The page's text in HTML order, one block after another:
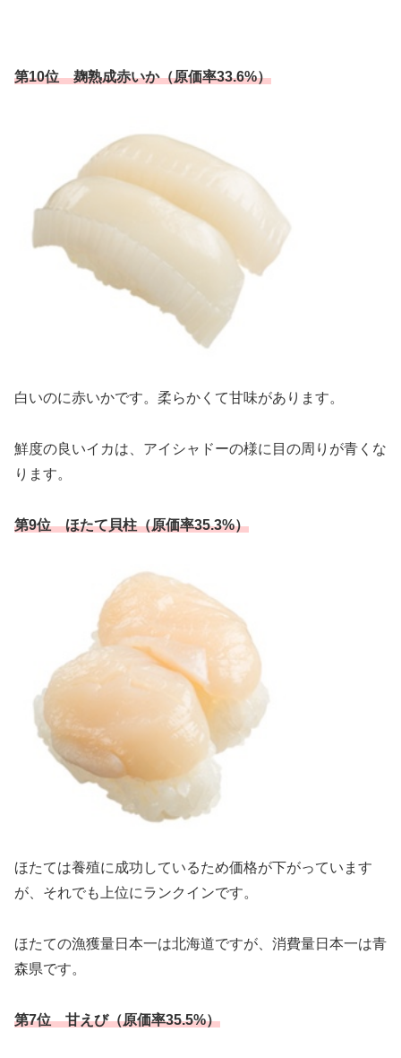
第10位 麹熟成赤いか（原価率33.6%）
白いのに赤いかです。柔らかくて甘味があります。
鮮度の良いイカは、アイシャドーの様に目の周りが青くな
ります。
第9位 ほたて貝柱（原価率35.3%）
ほたては養殖に成功しているため価格が下がっています
が、それでも上位にランクインです。
ほたての漁獲量日本一は北海道ですが、消費量日本一は青
森県です。
第7位 甘えび（原価率35.5%）